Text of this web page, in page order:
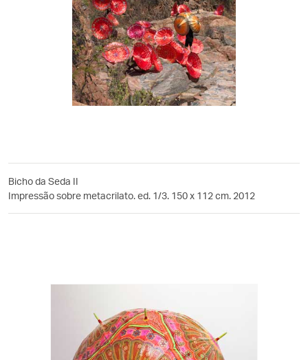
Bicho da Seda II
Impressão sobre metacrilato. ed. 1/3. 150 x 112 cm. 2012